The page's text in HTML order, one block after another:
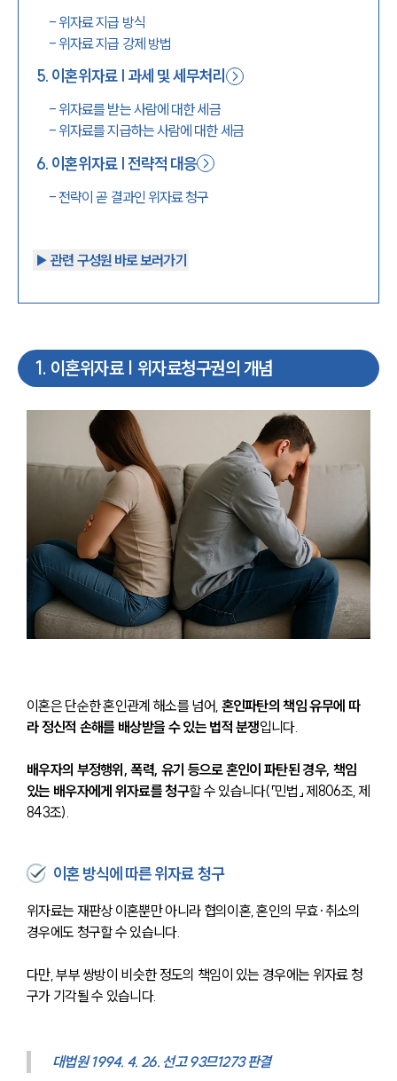
- 위자료 지급 방식
- 위자료 지급 강제 방법
5. 이혼위자료 | 과세 및 세무처리
- 위자료를 받는 사람에 대한 세금
- 위자료를 지급하는 사람에 대한 세금
6. 이혼위자료 | 전략적 대응
- 전략이 곧 결과인 위자료 청구
▶︎ 관련 구성원 바로 보러가기
1. 이혼위자료 | 위자료청구권의 개념
이혼은 단순한 혼인관계 해소를 넘어, 혼인파탄의 책임 유무에 따
라 정신적 손해를 배상받을 수 있는 법적 분쟁입니다.
배우자의 부정행위, 폭력, 유기 등으로 혼인이 파탄된 경우, 책임
있는 배우자에게 위자료를 청구할 수 있습니다(「민법」 제806조, 제
843조).
이혼 방식에 따른 위자료 청구
위자료는 재판상 이혼뿐만 아니라 협의이혼, 혼인의 무효·취소의
경우에도 청구할 수 있습니다.
다만, 부부 쌍방이 비슷한 정도의 책임이 있는 경우에는 위자료 청
구가 기각될 수 있습니다.
대법원 1994. 4. 26. 선고 93므1273 판결